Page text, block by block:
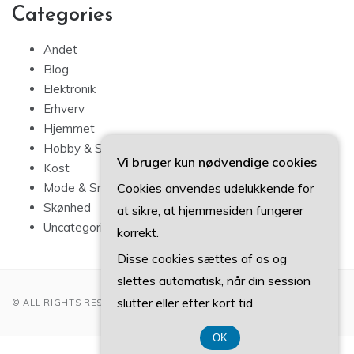
Categories
Andet
Blog
Elektronik
Erhverv
Hjemmet
Hobby & Sport
Kost
Mode & Smykker
Skønhed
Uncategorized
© ALL RIGHTS RESERVED 2022
Vi bruger kun nødvendige cookies
Cookies anvendes udelukkende for
at sikre, at hjemmesiden fungerer
korrekt.
Disse cookies sættes af os og
slettes automatisk, når din session
slutter eller efter kort tid.
OK